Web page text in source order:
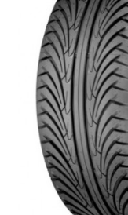
À PLAT